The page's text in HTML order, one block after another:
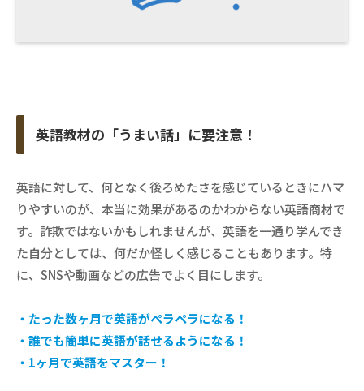
英語教材の「うまい話」に要注意！
英語に対して、何となく後ろめたさを感じているときにハマ
りやすいのが、本当に効果があるのかわからない英語商材で
す。詐欺ではないかもしれませんが、英語を一通り学んでき
た自分としては、何だか怪しく感じることもあります。特
に、SNSや動画などの広告でよく目にします。
・たった数ヶ月で英語がペラペラになる！
・誰でも簡単に英語が話せるようになる！
・1ヶ月で英語をマスター！